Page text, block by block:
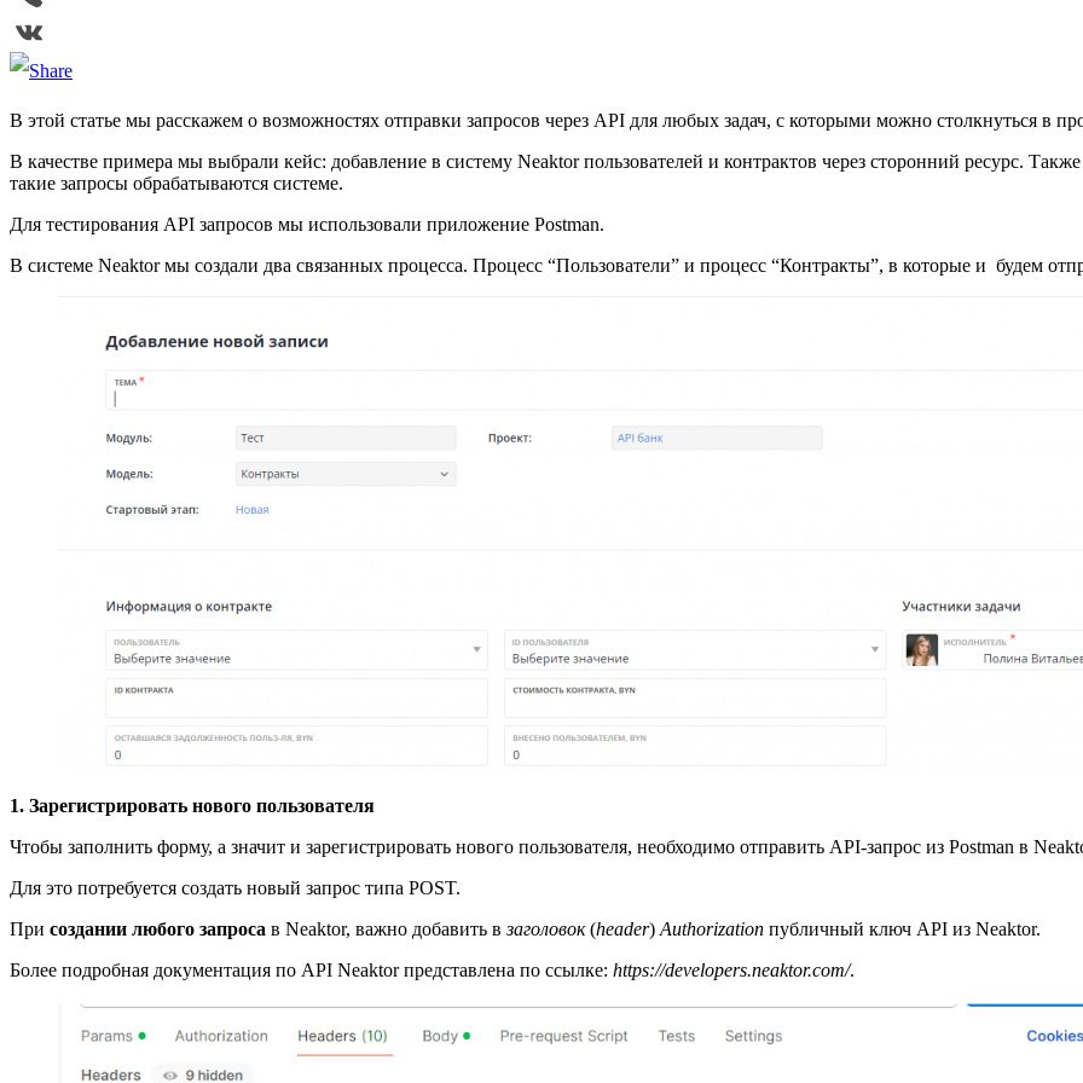
Viber
VK
В этой статье мы расскажем о возможностях отправки запросов через API для любых задач, с которыми можно столкнуться в
В качестве примера мы выбрали кейс: добавление в систему Neaktor пользователей и контрактов через сторонний ресурс.
такие запросы обрабатываются системе.
Для тестирования API запросов мы использовали приложение Postman.
В системе Neaktor мы создали два связанных процесса. Процесс “Пользователи” и процесс “Контракты”, в которые и будем
1. Зарегистрировать нового пользователя
Чтобы заполнить форму, а значит и зарегистрировать нового пользователя, необходимо отправить API-запрос из Postman в
Для это потребуется создать новый запрос типа POST.
При создании любого запроса в Neaktor, важно добавить взаголовок(header) Authorization публичный ключ API из Neaktor.
Более подробная документация по API Neaktor представлена по ссылке: https://developers.neaktor.com/.